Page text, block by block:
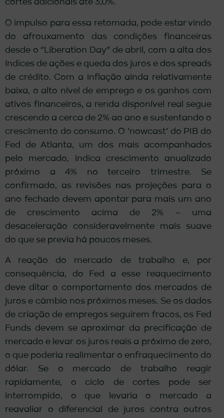
cortes adicionais até 3,0%.
O impulso para essa retomada, pode estar vindo
do afrouxamento das condições financeiras
desde o “Liberation Day” de abril, com a alta dos
índices de ações e queda dos juros e dos spreads
de crédito. Com a inflação ainda relativamente
baixa, o alto nível de emprego e os ganhos com
ativos financeiros, a renda disponível real segue
crescendo a cerca de 2% ao ano e sustentando o
crescimento do consumo. O ‘nowcast’ do PIB do
Fed de Atlanta, um dos mais acompanhados
pelo mercado, indica crescimento anualizado
próximo a 4% no terceiro trimestre. Se
confirmado, as revisões nas projeções para o
ano fechado devem apontar para mais um ano
de crescimento acima de 2% – uma
desaceleração consideravelmente mais suave
do que se previa há poucos meses.
A reação do mercado de trabalho e, por
consequência, do Fed a esse reaquecimento
deve ditar o comportamento dos mercados de
juros e câmbio nos próximos meses. Se os dados
de criação de empregos seguirem fracos, os Fed
Funds devem se aproximar da precificação de
mercado e levar os juros reais a próximo de zero,
o que poderia realimentar o enfraquecimento do
dólar. Se o mercado de trabalho reagir
rapidamente, o ciclo de cortes pode ser
interrompido, o que levaria o mercado a
reavaliar o diferencial de juros contra outros